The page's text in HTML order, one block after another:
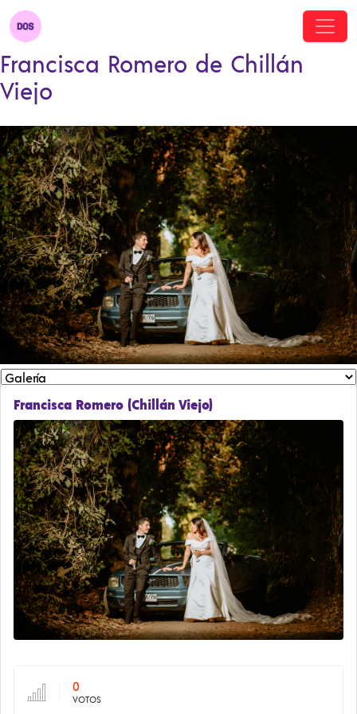
Francisca Romero de Chillán
Viejo
Francisca Romero (Chillán Viejo)
0
VOTOS